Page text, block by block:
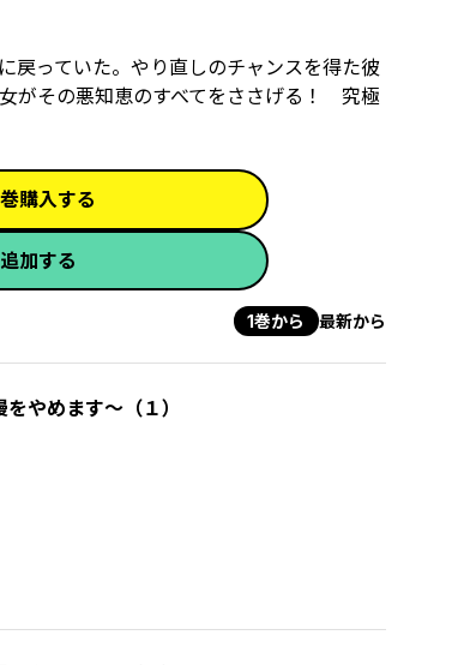
戻っていた。やり直しのチャンスを得た彼
がその悪知恵のすべてをささげる！ 究極
購入する
加する
1巻から 最新から
やめます～（１）